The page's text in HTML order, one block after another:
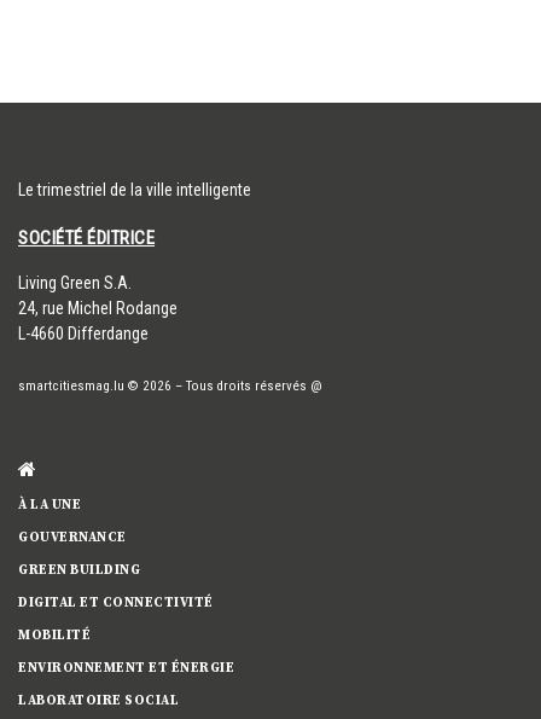
Le trimestriel de la ville intelligente
SOCIÉTÉ ÉDITRICE
​Living Green S.A.
24, rue Michel Rodange
L-4660 Differdange
smartcitiesmag.lu © 2026 – Tous droits réservés @
À LA UNE
GOUVERNANCE
GREEN BUILDING
DIGITAL ET CONNECTIVITÉ
MOBILITÉ
ENVIRONNEMENT ET ÉNERGIE
LABORATOIRE SOCIAL